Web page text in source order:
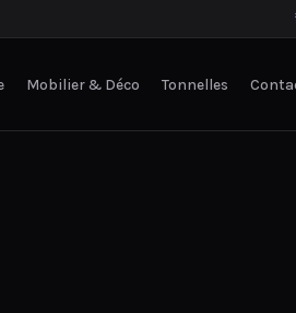
Mobilier & Déco Tonnelles